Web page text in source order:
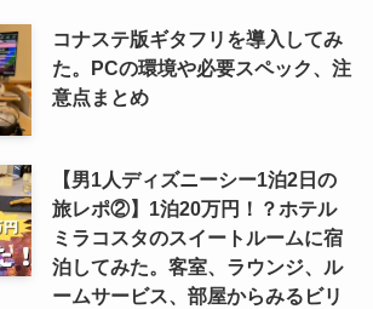
コナステ版ギタフリを導入してみ
た。PCの環境や必要スペック、注
意点まとめ
【男1人ディズニーシー1泊2日の
旅レポ②】1泊20万円！？ホテル
ミラコスタのスイートルームに宿
泊してみた。客室、ラウンジ、ル
ームサービス、部屋からみるビリ